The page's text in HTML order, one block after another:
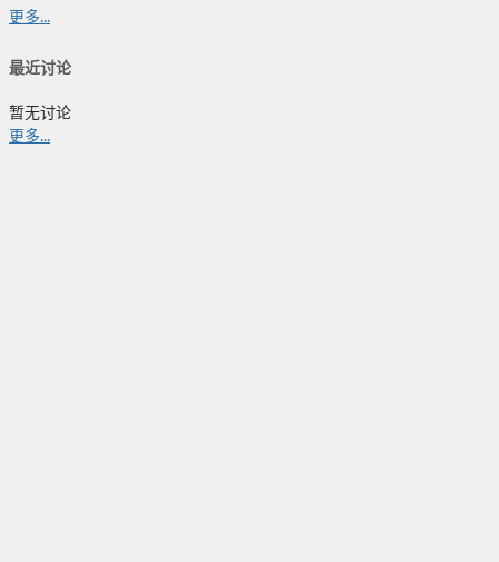
更多...
最近讨论
暂无讨论
更多...